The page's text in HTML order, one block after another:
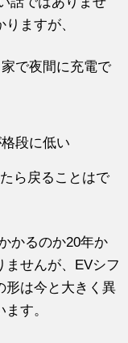
ますが、
で夜間に充電で
段に低い
ら戻ることはで
かるのか20年か
ませんが、EVシフ
形は今と大きく異
す。